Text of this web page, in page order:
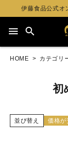
伊藤食品公式オ
menu search
HOME カテゴリ
初
並び替え 価格が